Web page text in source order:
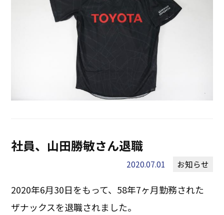
社員、山田勝敏さん退職
2020.07.01 お知らせ
2020年6月30日をもって、58年7ヶ月勤務された
ザナックスを退職されました。